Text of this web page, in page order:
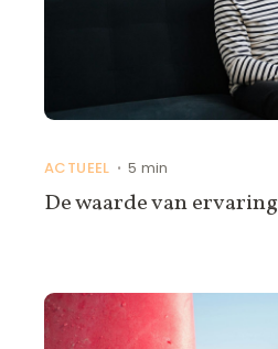
ACTUEEL • 5 min
De waarde van ervaring